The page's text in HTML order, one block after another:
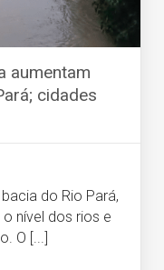
aumentam
cidades
do Rio Pará,
nível dos rios e
O [...]